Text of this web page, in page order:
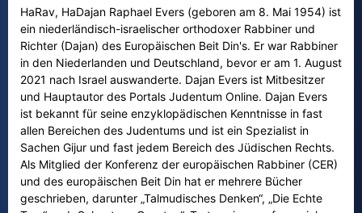
HaRav, HaDajan Raphael Evers (geboren am 8. Mai 1954) ist
ein niederländisch-israelischer orthodoxer Rabbiner und
Richter (Dajan) des Europäischen Beit Din's. Er war Rabbiner
in den Niederlanden und Deutschland, bevor er am 1. August
2021 nach Israel auswanderte. Dajan Evers ist Mitbesitzer
und Hauptautor des Portals Judentum Online. Dajan Evers
ist bekannt für seine enzyklopädischen Kenntnisse in fast
allen Bereichen des Judentums und ist ein Spezialist in
Sachen Gijur und fast jedem Bereich des Jüdischen Rechts.
Als Mitglied der Konferenz der europäischen Rabbiner (CER)
und des europäischen Beit Din hat er mehrere Bücher
geschrieben, darunter „Talmudisches Denken“, „Die Echte